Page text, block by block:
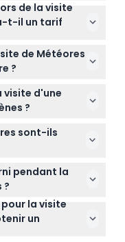
d'Athènes et
un retour en
— veuillez
de la visite
t-il un tarif
plus paient le
de 0 à 3
Assurez-vous
réservation
de Météores
?
pour
vêtements
— les
au genou ou plus
sans
au-dessus du
visite d'une
?
prix de base,
un déjeuner
en ligne sur
sont-ils
ne sont pas
en
par personne.
pendant la
?
retour depuis
et climatisé
USB.
la visite
un